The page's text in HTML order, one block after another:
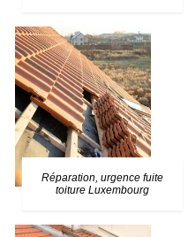
Réparation, urgence fuite
toiture Luxembourg